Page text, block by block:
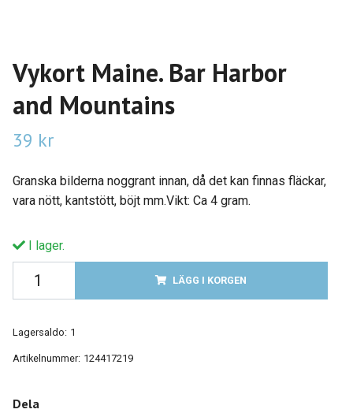
Vykort Maine. Bar Harbor
and Mountains
39 kr
Granska bilderna noggrant innan, då det kan finnas fläckar,
vara nött, kantstött, böjt mm.Vikt: Ca 4 gram.
I lager.
LÄGG I KORGEN
Lagersaldo: 1
Artikelnummer: 124417219
Dela